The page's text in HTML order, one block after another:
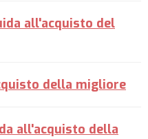
all'acquisto del
della migliore
all'acquisto della